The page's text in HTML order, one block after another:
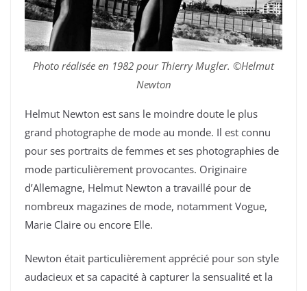
Photo réalisée en 1982 pour Thierry Mugler. ©Helmut
Newton
Helmut Newton est sans le moindre doute le plus
grand photographe de mode au monde. Il est connu
pour ses portraits de femmes et ses photographies de
mode particulièrement provocantes. Originaire
d’Allemagne, Helmut Newton a travaillé pour de
nombreux magazines de mode, notamment Vogue,
Marie Claire ou encore Elle.
Newton était particulièrement apprécié pour son style
audacieux et sa capacité à capturer la sensualité et la